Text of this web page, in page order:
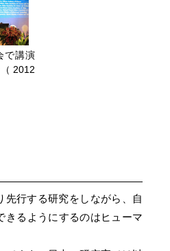
で講演
2012
先行する研究をしながら、自
きるようにするのはヒューマ